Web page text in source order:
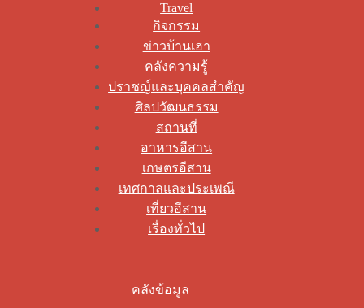
Travel
กิจกรรม
ข่าวบ้านเฮา
คลังความรู้
ปราชญ์และบุคคลสำคัญ
ศิลปวัฒนธรรม
สถานที่
อาหารอีสาน
เกษตรอีสาน
เทศกาลและประเพณี
เที่ยวอีสาน
เรื่องทั่วไป
คลังข้อมูล